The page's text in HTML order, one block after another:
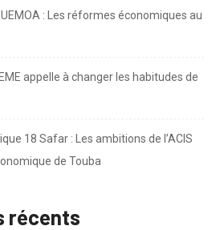
: Les réformes économiques au
appelle à changer les habitudes de
18 Safar : Les ambitions de l’ACIS
de Touba
récents